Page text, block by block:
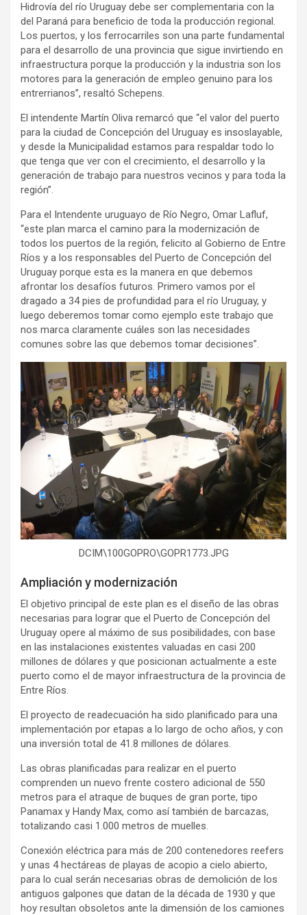
Hidrovía del río Uruguay debe ser complementaria con la
del Paraná para beneficio de toda la producción regional.
Los puertos, y los ferrocarriles son una parte fundamental
para el desarrollo de una provincia que sigue invirtiendo en
infraestructura porque la producción y la industria son los
motores para la generación de empleo genuino para los
entrerrianos”, resaltó Schepens.
El intendente Martín Oliva remarcó que “el valor del puerto
para la ciudad de Concepción del Uruguay es insoslayable,
y desde la Municipalidad estamos para respaldar todo lo
que tenga que ver con el crecimiento, el desarrollo y la
generación de trabajo para nuestros vecinos y para toda la
región”.
Para el Intendente uruguayo de Río Negro, Omar Lafluf,
“este plan marca el camino para la modernización de
todos los puertos de la región, felicito al Gobierno de Entre
Ríos y a los responsables del Puerto de Concepción del
Uruguay porque esta es la manera en que debemos
afrontar los desafíos futuros. Primero vamos por el
dragado a 34 pies de profundidad para el río Uruguay, y
luego deberemos tomar como ejemplo este trabajo que
nos marca claramente cuáles son las necesidades
comunes sobre las que debemos tomar decisiones”.
DCIM\100GOPRO\GOPR1773.JPG
Ampliación y modernización
El objetivo principal de este plan es el diseño de las obras
necesarias para lograr que el Puerto de Concepción del
Uruguay opere al máximo de sus posibilidades, con base
en las instalaciones existentes valuadas en casi 200
millones de dólares y que posicionan actualmente a este
puerto como el de mayor infraestructura de la provincia de
Entre Ríos.
El proyecto de readecuación ha sido planificado para una
implementación por etapas a lo largo de ocho años, y con
una inversión total de 41.8 millones de dólares.
Las obras planificadas para realizar en el puerto
comprenden un nuevo frente costero adicional de 550
metros para el atraque de buques de gran porte, tipo
Panamax y Handy Max, como así también de barcazas,
totalizando casi 1.000 metros de muelles.
Conexión eléctrica para más de 200 contenedores reefers
y unas 4 hectáreas de playas de acopio a cielo abierto,
para lo cual serán necesarias obras de demolición de los
antiguos galpones que datan de la década de 1930 y que
hoy resultan obsoletos ante la dimensión de los camiones